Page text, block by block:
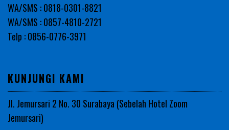
WA/SMS : 0818-0301-8821
WA/SMS : 0857-4810-2721
Telp : 0856-0776-3971
KUNJUNGI KAMI
Jl. Jemursari 2 No. 30 Surabaya (Sebelah Hotel Zoom
Jemursari)